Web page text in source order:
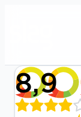
8,9